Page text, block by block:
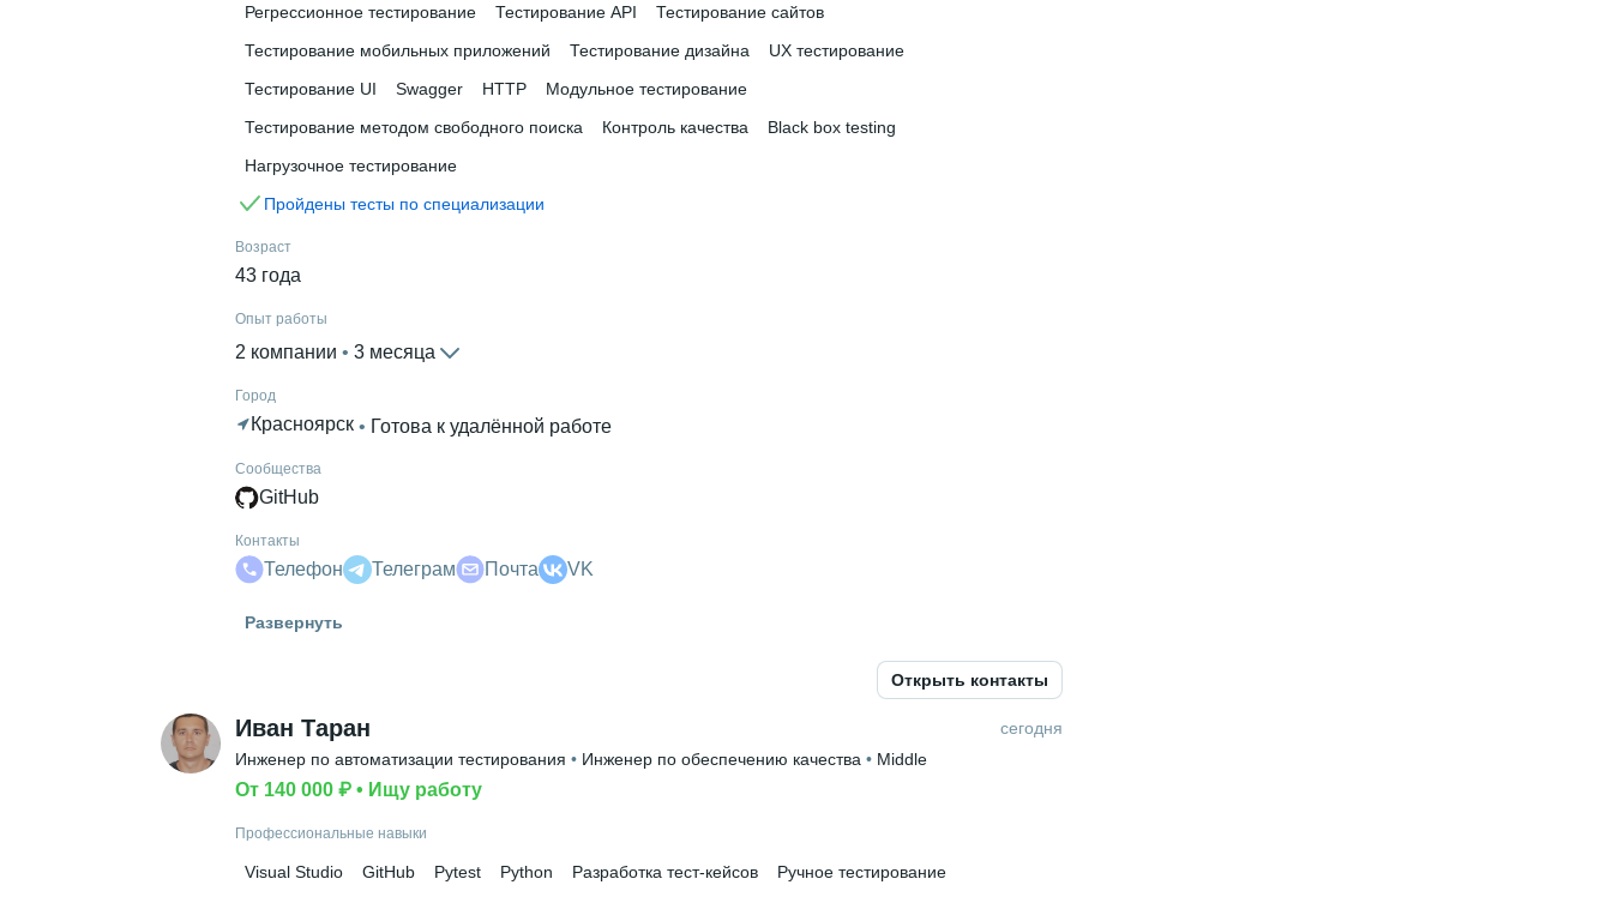
Регрессионное тестирование
Тестирование API
Тестирование сайтов
Тестирование мобильных приложений
Тестирование дизайна
UX тестирование
Тестирование UI
Swagger HTTP
Модульное тестирование
Тестирование методом свободного поиска
Контроль качества
Black box testing
Нагрузочное тестирование
Пройдены тесты по специализации
Возраст
43 года
Опыт работы
2 компании 3 месяца
Город
Красноярск • Готова к удалённой работе
Сообщества
GitHub
Контакты
Телефон Телеграм Почта VK
Гражданство
Высшее образование
СибГТУ • Химических технологий; ФХТ
Дополнительное образование
Развернуть
Открыть контакты
Иван Таран
сегодня
Инженер по автоматизации тестирования • Инженер по обеспечению качества • Middle
От 140 000 ₽ • Ищу работу
Профессиональные навыки
Visual Studio GitHub Pytest Python Разработка тест-кейсов
Ручное тестирование